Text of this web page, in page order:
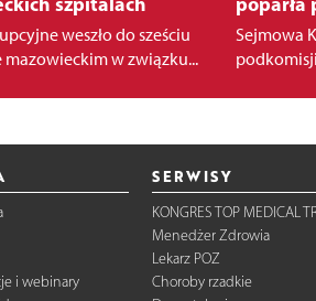
weszło do sześciu
w związku...
Sejmowa
i webinary
SERWISY
KONGRES TOP MEDICAL
Menedżer Zdrowia
Lekarz POZ
Choroby rzadkie